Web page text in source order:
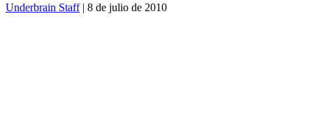
Underbrain Staff| 8 de julio de 2010